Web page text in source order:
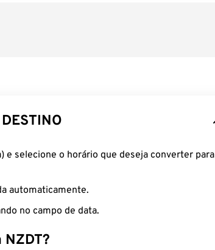
e selecione o horário que deseja converter para
automaticamente.
no campo de data.